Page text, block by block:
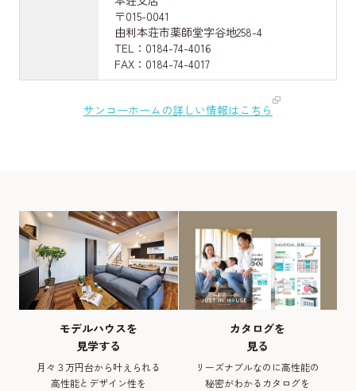
〒015-0041
由利本荘市薬師堂字谷地258-4
TEL：0184-74-4016
FAX：0184-74-4017
サンコーホームの詳しい情報はこちら
モデルハウスを
見学する
月々３万円台から叶えられる
高性能とデザイン性を
カタログを
見る
リーズナブルなのに高性能の
秘密がわかるカタログを